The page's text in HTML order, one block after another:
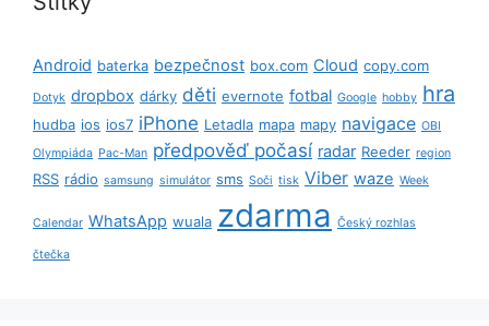
Android baterka bezpečnost box.com Cloud copy.com
Dotyk dropbox dárky děti evernote fotbal Google hobby hra
hudba ios ios7 iPhone Letadla mapa mapy navigace OBI
Olympiáda Pac-Man předpověď počasí radar Reeder region
RSS rádio samsung simulátor sms Soči tisk Viber waze Week
Calendar WhatsApp wuala zdarma Český rozhlas
čtečka